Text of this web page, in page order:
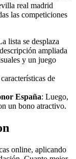
real madrid
las competiciones
lista se desplaza
ampliada
y un juego
de
España: Luego,
un bono atractivo.
online, aplicando